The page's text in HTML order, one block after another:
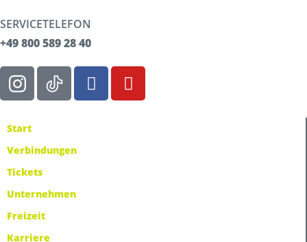
SERVICETELEFON
+49 800 589 28 40
Start
Verbindungen
Tickets
Unternehmen
Freizeit
Karriere